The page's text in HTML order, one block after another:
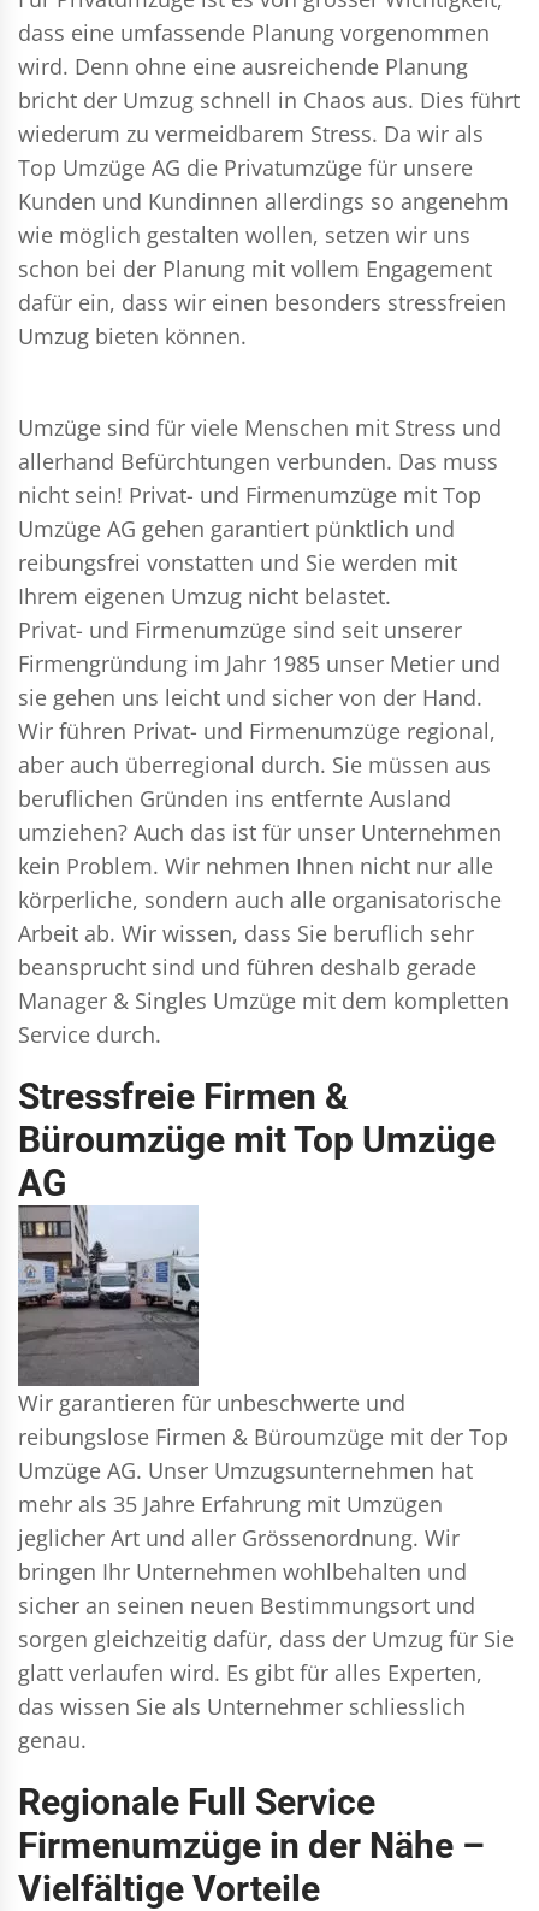
dass eine umfassende Planung vorgenommen
wird. Denn ohne eine ausreichende Planung
bricht der Umzug schnell in Chaos aus. Dies führt
wiederum zu vermeidbarem Stress. Da wir als
Top Umzüge AG die Privatumzüge für unsere
Kunden und Kundinnen allerdings so angenehm
wie möglich gestalten wollen, setzen wir uns
schon bei der Planung mit vollem Engagement
dafür ein, dass wir einen besonders stressfreien
Umzug bieten können.
Umzüge sind für viele Menschen mit Stress und
allerhand Befürchtungen verbunden. Das muss
nicht sein! Privat- und Firmenumzüge mit Top
Umzüge AG gehen garantiert pünktlich und
reibungsfrei vonstatten und Sie werden mit
Ihrem eigenen Umzug nicht belastet.
Privat- und Firmenumzüge sind seit unserer
Firmengründung im Jahr 1985 unser Metier und
sie gehen uns leicht und sicher von der Hand.
Wir führen Privat- und Firmenumzüge regional,
aber auch überregional durch. Sie müssen aus
beruflichen Gründen ins entfernte Ausland
umziehen? Auch das ist für unser Unternehmen
kein Problem. Wir nehmen Ihnen nicht nur alle
körperliche, sondern auch alle organisatorische
Arbeit ab. Wir wissen, dass Sie beruflich sehr
beansprucht sind und führen deshalb gerade
Manager & Singles Umzüge mit dem kompletten
Service durch.
Stressfreie Firmen &
Büroumzüge mit Top Umzüge
AG
Wir garantieren für unbeschwerte und
reibungslose Firmen & Büroumzüge mit der Top
Umzüge AG. Unser Umzugsunternehmen hat
mehr als 35 Jahre Erfahrung mit Umzügen
jeglicher Art und aller Grössenordnung. Wir
bringen Ihr Unternehmen wohlbehalten und
sicher an seinen neuen Bestimmungsort und
sorgen gleichzeitig dafür, dass der Umzug für Sie
glatt verlaufen wird. Es gibt für alles Experten,
das wissen Sie als Unternehmer schliesslich
genau.
Regionale Full Service
Firmenumzüge in der Nähe –
Vielfältige Vorteile